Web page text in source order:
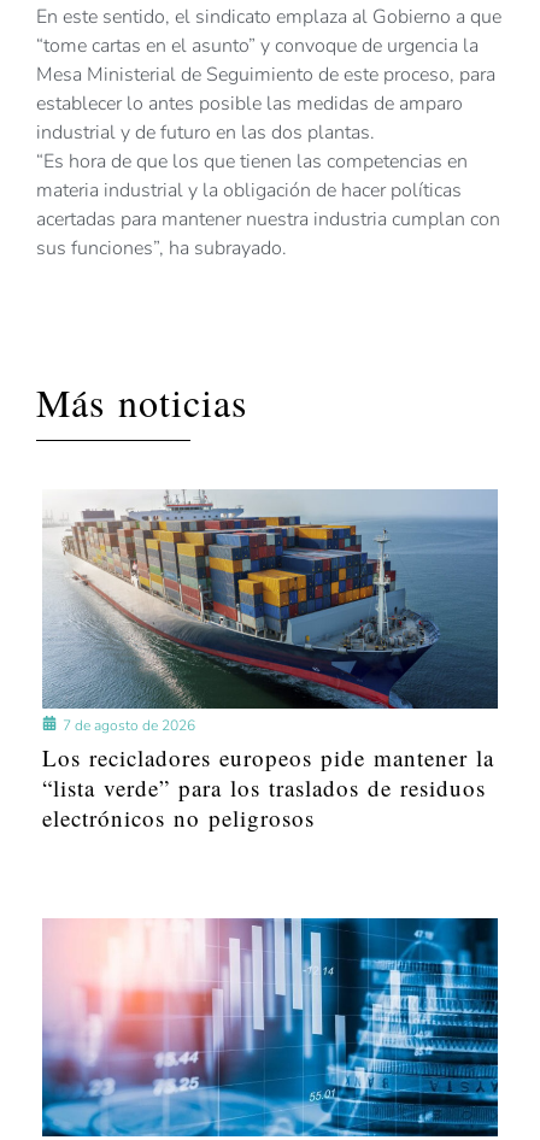
En este sentido, el sindicato emplaza al Gobierno a que
“tome cartas en el asunto” y convoque de urgencia la
Mesa Ministerial de Seguimiento de este proceso, para
establecer lo antes posible las medidas de amparo
industrial y de futuro en las dos plantas.
“Es hora de que los que tienen las competencias en
materia industrial y la obligación de hacer políticas
acertadas para mantener nuestra industria cumplan con
sus funciones”, ha subrayado.
Más noticias
7 de agosto de 2026
Los recicladores europeos pide mantener la
“lista verde” para los traslados de residuos
electrónicos no peligrosos